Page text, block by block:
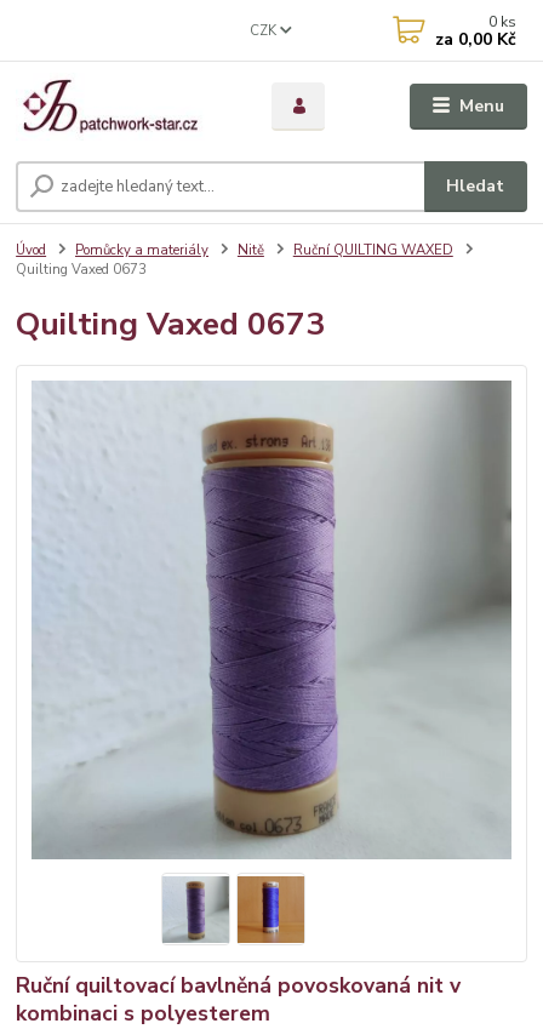
Menu
CZK
Hledat
0 ks
za 0,00 Kč
Úvod Pomůcky a materiály Nitě
Ruční QUILTING WAXED
Quilting Vaxed 0673
Quilting Vaxed 0673
Ruční quiltovací bavlněná povoskovaná nit v
kombinaci s polyesterem